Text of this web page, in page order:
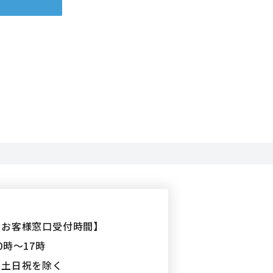
お客様窓口受付時間】
時〜17時
日祝を除く